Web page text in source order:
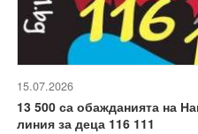
15.07.2026
13 500 са обажданията на
линия за деца 116 111